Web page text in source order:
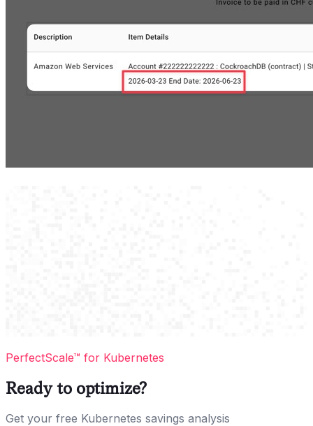
PerfectScale™ for Kubernetes
Ready to optimize?
Get your free Kubernetes savings analysis